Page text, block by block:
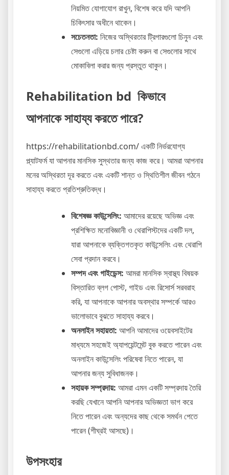
নিয়মিত যোগাযোগ রাখুন, বিশেষ করে যদি আপনি
চিকিৎসার অধীনে থাকেন।
সচেতনতা: নিজের অস্থিরতার ট্রিগারগুলো চিনুন এবং
সেগুলো এড়িয়ে চলার চেষ্টা করুন বা সেগুলোর সাথে
মোকাবিলা করার জন্য প্রস্তুত থাকুন।
Rehabilitation bd কিভাবে
আপনাকে সাহায্য করতে পারে?
https://rehabilitationbd.com/ একটি নির্ভরযোগ্য
প্ল্যাটফর্ম যা আপনার মানসিক সুস্থতার জন্য কাজ করে। আমরা আপনার
মনের অস্থিরতা দূর করতে এবং একটি শান্ত ও স্থিতিশীল জীবন গঠনে
সাহায্য করতে প্রতিশ্রুতিবদ্ধ।
বিশেষজ্ঞ কাউন্সেলিং: আমাদের রয়েছে অভিজ্ঞ এবং
প্রশিক্ষিত মনোবিজ্ঞানী ও থেরাপিস্টদের একটি দল,
যারা আপনাকে ব্যক্তিগতকৃত কাউন্সেলিং এবং থেরাপি
সেবা প্রদান করবে।
সম্পদ এবং গাইডেন্স: আমরা মানসিক স্বাস্থ্য বিষয়ক
বিস্তারিত ব্লগ পোস্ট, গাইড এবং রিসোর্স সরবরাহ
করি, যা আপনাকে আপনার অবস্থার সম্পর্কে আরও
ভালোভাবে বুঝতে সাহায্য করবে।
অনলাইন সহায়তা: আপনি আমাদের ওয়েবসাইটের
মাধ্যমে সহজেই অ্যাপয়েন্টমেন্ট বুক করতে পারেন এবং
অনলাইন কাউন্সেলিং পরিষেবা নিতে পারেন, যা
আপনার জন্য সুবিধাজনক।
সহায়ক সম্প্রদায়: আমরা এমন একটি সম্প্রদায় তৈরি
করছি যেখানে আপনি আপনার অভিজ্ঞতা ভাগ করে
নিতে পারেন এবং অন্যদের কাছ থেকে সমর্থন পেতে
পারেন (শীঘ্রই আসছে)।
উপসংহার